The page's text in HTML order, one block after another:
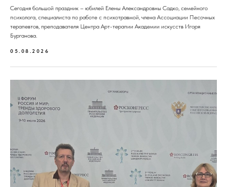
Сегодня большой праздник – юбилей Елены Александровны Садко, семейного
психолога, специалиста по работе с психотравмой, члена Ассоциации Песочных
терапевтов, преподавателя Центра Арт-терапии Академии искусств Игоря
Бурганова.
05.08.2026